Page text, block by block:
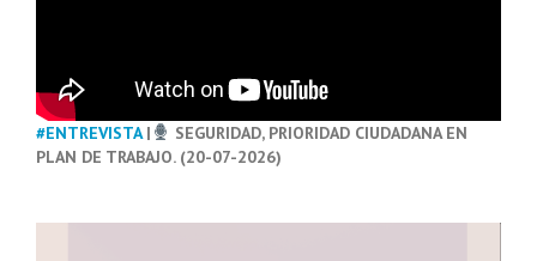
#ENTREVISTA|
SEGURIDAD, PRIORIDAD CIUDADANA EN
PLAN DE TRABAJO. (20-07-2026)